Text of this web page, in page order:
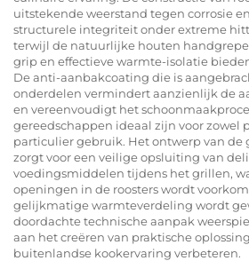
uitstekende weerstand tegen corrosie
structurele integriteit onder extreme
terwijl de natuurlijke houten
grip en effectieve warmte-isolatie
De anti-aanbakcoating die is
onderdelen vermindert aanzienlijk de
en vereenvoudigt het
gereedschappen ideaal zijn voor zowel
particulier gebruik. Het ontwerp van de
zorgt voor een veilige opsluiting van
voedingsmiddelen tijdens het grillen,
openingen in de roosters wordt
gelijkmatige warmteverdeling wordt
doordachte technische aanpak
aan het creëren van praktische
buitenlandse kookervaring verbeteren.